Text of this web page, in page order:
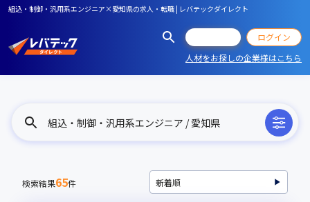
組込・制御・汎用系エンジニア×愛知県の求人・転職 | レバテックダイレクト
ログイン
人材をお探しの企業様はこちら
組込・制御・汎用系エンジニア / 愛知県
検索結果65件